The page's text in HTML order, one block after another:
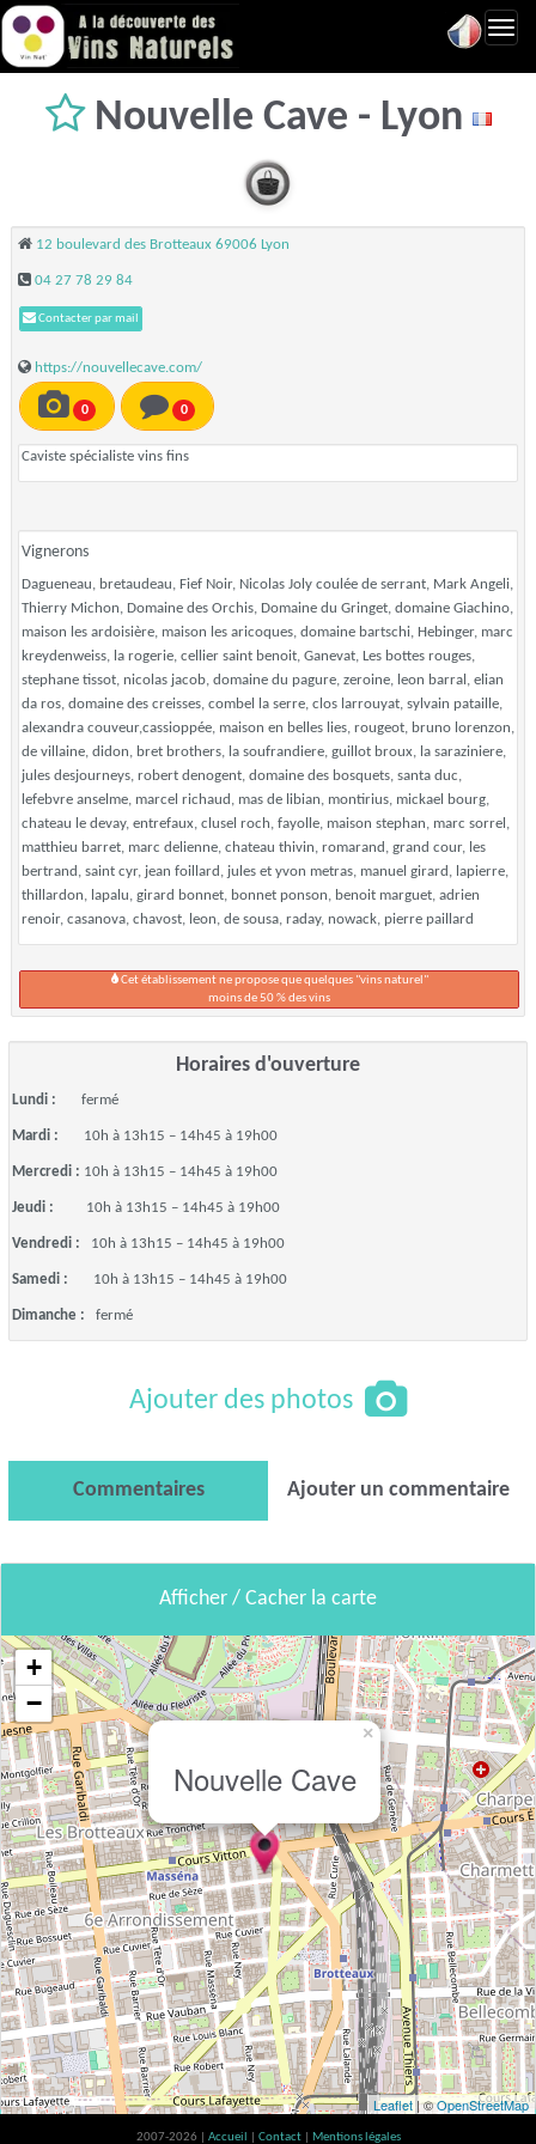
Nouvelle Cave - Lyon
12 boulevard des Brotteaux 69006 Lyon
04 27 78 29 84
Contacter par mail
https://nouvellecave.com/
0 0
Caviste spécialiste vins fins
Vignerons
Dagueneau, bretaudeau, Fief Noir, Nicolas Joly coulée de serrant, Mark Angeli,
Thierry Michon, Domaine des Orchis, Domaine du Gringet, domaine Giachino,
maison les ardoisière, maison les aricoques, domaine bartschi, Hebinger, marc
kreydenweiss, la rogerie, cellier saint benoit, Ganevat, Les bottes rouges,
stephane tissot, nicolas jacob, domaine du pagure, zeroine, leon barral, elian
da ros, domaine des creisses, combel la serre, clos larrouyat, sylvain pataille,
alexandra couveur,cassioppée, maison en belles lies, rougeot, bruno lorenzon,
de villaine, didon, bret brothers, la soufrandiere, guillot broux, la saraziniere,
jules desjourneys, robert denogent, domaine des bosquets, santa duc,
lefebvre anselme, marcel richaud, mas de libian, montirius, mickael bourg,
chateau le devay, entrefaux, clusel roch, fayolle, maison stephan, marc sorrel,
matthieu barret, marc delienne, chateau thivin, romarand, grand cour, les
bertrand, saint cyr, jean foillard, jules et yvon metras, manuel girard, lapierre,
thillardon, lapalu, girard bonnet, bonnet ponson, benoit marguet, adrien
renoir, casanova, chavost, leon, de sousa, raday, nowack, pierre paillard
Cet établissement ne propose que quelques "vins naturel"
moins de 50 % des vins
Horaires d'ouverture
Lundi : fermé
Mardi : 10h à 13h15 – 14h45 à 19h00
Mercredi : 10h à 13h15 – 14h45 à 19h00
Jeudi : 10h à 13h15 – 14h45 à 19h00
Vendredi : 10h à 13h15 – 14h45 à 19h00
Samedi : 10h à 13h15 – 14h45 à 19h00
Dimanche : fermé
Ajouter des photos
Commentaires Ajouter un commentaire
Afficher / Cacher la carte
Nouvelle Cave
×
+
−
Leaflet | ©OpenStreetMap
2007-2026 | Accueil Contact Mentions légales